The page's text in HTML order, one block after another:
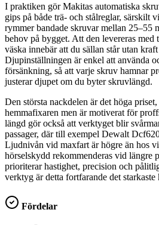
I praktiken gör Makitas automatiska
gips på både trä- och stålreglar, särskilt
rymmer bandade skruvar mellan 25–55
behov på bygget. Att den levereras med
väska innebär att du sällan står utan
Djupinställningen är enkel att använda
försänkning, så att varje skruv hamnar
justerar djupet om du byter skruvlängd.
Den största nackdelen är det höga
hemmafixaren men är motiverat för
längd gör också att verktyget blir
passager, där till exempel Dewalt
Ljudnivån vid maxfart är högre än hos
hörselskydd rekommenderas vid längre
prioriterar hastighet, precision och
verktyg är detta fortfarande det starkaste
Fördelar